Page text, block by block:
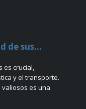
de sus...
es crucial,
y el transporte.
es una